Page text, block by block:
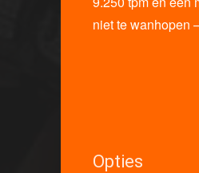
niet te wanhopen
Opties